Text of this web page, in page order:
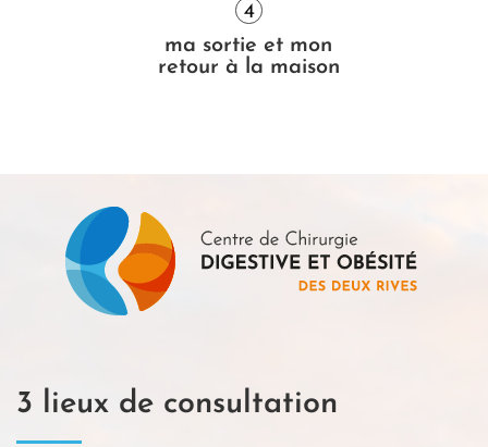
ma sortie et mon
retour à la maison
3 lieux de consultation